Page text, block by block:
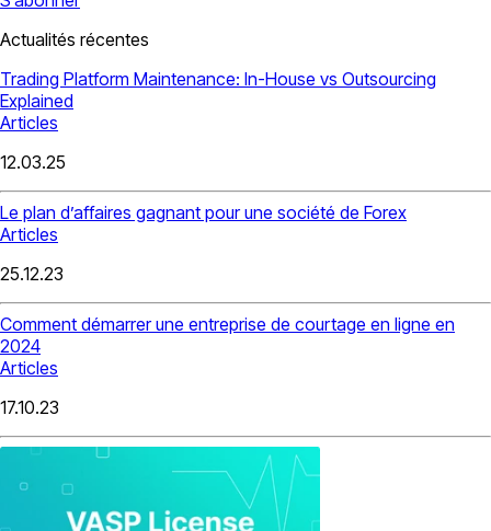
Actualités récentes
Trading Platform Maintenance: In-House vs Outsourcing
Explained
Articles
12.03.25
Le plan d’affaires gagnant pour une société de Forex
Articles
25.12.23
Comment démarrer une entreprise de courtage en ligne en
2024
Articles
17.10.23